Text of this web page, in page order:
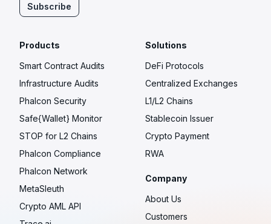
Subscribe
Products
Smart Contract Audits
Infrastructure Audits
Phalcon Security
Safe{Wallet} Monitor
STOP for L2 Chains
Phalcon Compliance
Phalcon Network
MetaSleuth
Crypto AML API
Solutions
DeFi Protocols
Centralized Exchanges
L1/L2 Chains
Stablecoin Issuer
Crypto Payment
RWA
Company
About Us
Customers